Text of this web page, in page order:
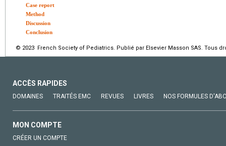
Case report
Method
Discussion
Conclusion
© 2023 French Society of Pediatrics. Publié par Elsevier Masson SAS. Tous
ACCÈS RAPIDES
DOMAINES TRAITÉS EMC REVUES LIVRES NOS FORMULES
MON COMPTE
CRÉER UN COMPTE